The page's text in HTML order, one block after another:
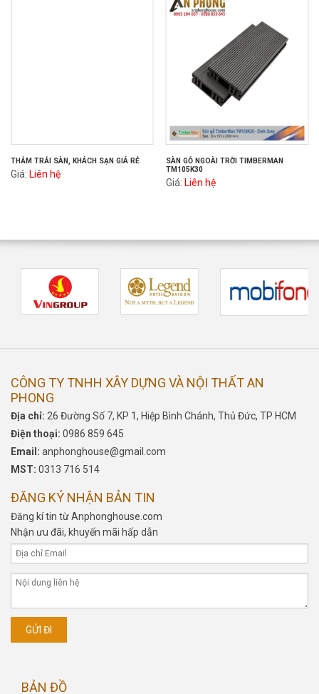
THẢM TRẢI SÀN, KHÁCH SẠN GIÁ RẺ
Giá: Liên hệ
SÀN GỖ NGOÀI TRỜI TIMBERMAN
TM105K30
Giá: Liên hệ
CÔNG TY TNHH XÂY DỰNG VÀ NỘI THẤT AN
PHONG
Địa chỉ: 26 Đường Số 7, KP 1, Hiệp Bình Chánh, Thủ Đức, TP HCM
Điện thoại: 0986 859 645
Email: anphonghouse@gmail.com
MST: 0313 716 514
ĐĂNG KÝ NHẬN BẢN TIN
Đăng kí tin từ Anphonghouse.com
Nhận ưu đãi, khuyến mãi hấp dẫn
BẢN ĐỒ